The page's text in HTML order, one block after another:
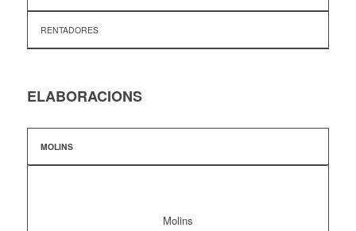
RENTADORES
ELABORACIONS
MOLINS
Molins